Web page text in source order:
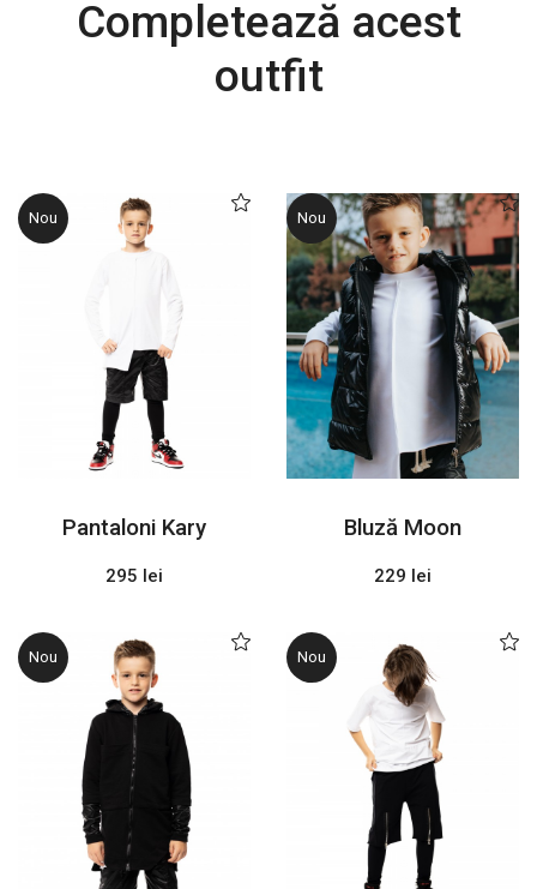
Completează acest
outfit
Nou
Pantaloni Kary
295 lei
Nou
Bluză Moon
229 lei
Nou Nou